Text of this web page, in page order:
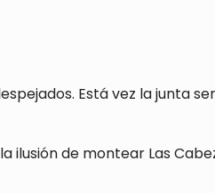
Está vez la junta
ilusión de montear Las